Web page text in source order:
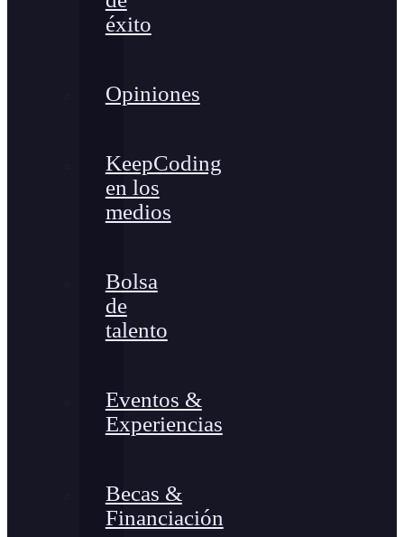
éxito
Opiniones
KeepCoding
en los
medios
Bolsa
de
talento
Eventos &
Experiencias
Becas &
Financiación